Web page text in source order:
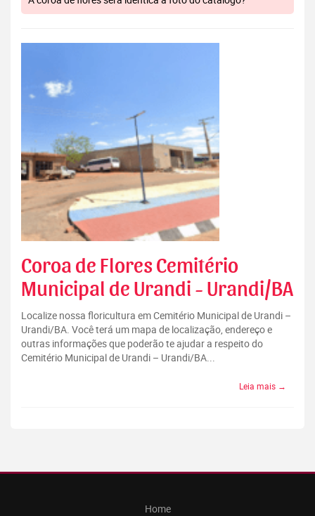
Coroa de Flores Cemitério
Municipal de Urandi - Urandi/BA
Localize nossa floricultura em Cemitério Municipal de Urandi –
Urandi/BA. Você terá um mapa de localização, endereço e
outras informações que poderão te ajudar a respeito do
Cemitério Municipal de Urandi – Urandi/BA...
Leia mais →
Home